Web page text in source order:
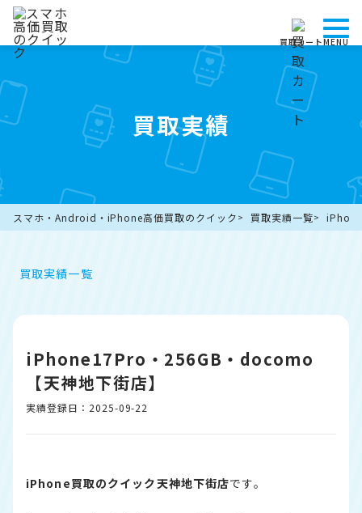
買取カートMENU
買取実績
スマホ・Android・iPhone高価買取のクイック 買取実績一覧
買取実績一覧
iPhone17Pro・256GB・docomo
【天神地下街店】
実績登録日：2025-09-22
iPhone買取のクイック天神地下街店です。